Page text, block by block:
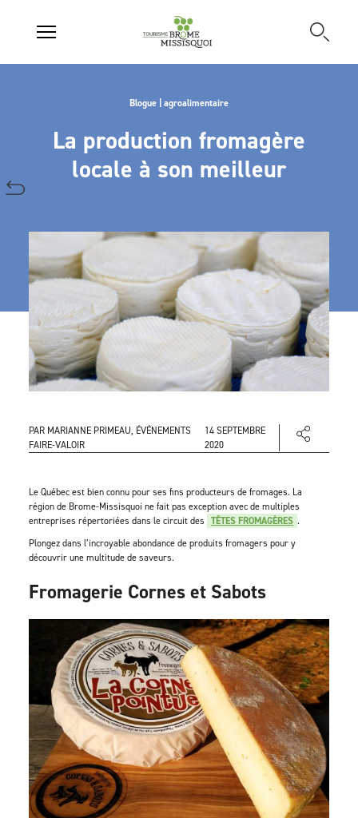
Blogue | agroalimentaire
La production fromagère
locale à son meilleur
PAR MARIANNE PRIMEAU, ÉVÉNEMENTS
FAIRE-VALOIR
14 SEPTEMBRE
2020
Le Québec est bien connu pour ses fins producteurs de fromages. La
région de Brome-Missisquoi ne fait pas exception avec de multiples
entreprises répertoriées dans le circuit des TÊTES FROMAGÈRES .
Plongez dans l’incroyable abondance de produits fromagers pour y
découvrir une multitude de saveurs.
Fromagerie Cornes et Sabots